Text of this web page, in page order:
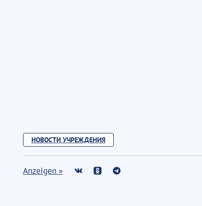
НОВОСТИ УЧРЕЖДЕНИЯ
Anzeigen »